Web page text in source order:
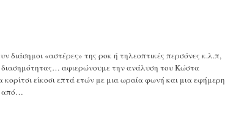
διάσημοι «αστέρες» της ροκ ή τηλεοπτικές περσόνες κ.λ.π,
διασημότητας… αφιερώνουμε την ανάλυση του Κώστα
είκοσι επτά ετών με μια ωραία φωνή και μια εφήμερη
από…